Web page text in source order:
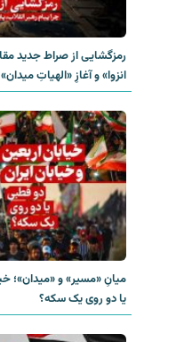
رمزگشایی از صراط جدید
انزوا» و آغازِ «الهیاتِ
میانِ «مسیر» و «میدان»؛
یا دو روی یک سکه؟‌